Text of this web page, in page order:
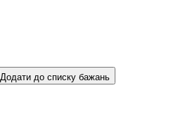
Додати до списку бажань